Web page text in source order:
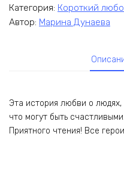
Категория: Короткий
Автор: Марина Дунаева
Эта история любви о
что могут быть счастливыми.
Приятного чтения! Все